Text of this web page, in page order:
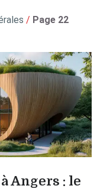
/ Page 22
Angers : le